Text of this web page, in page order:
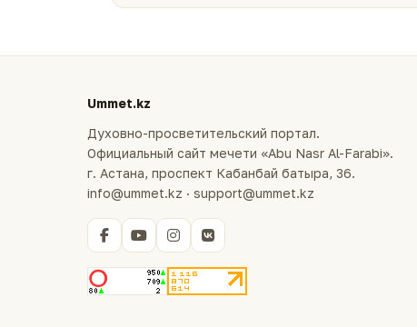
Ummet.kz
Духовно-просветительский портал.
Официальный сайт мечети «Abu Nasr Al-Farabi».
г. Астана, проспект Кабанбай батыра, 36.
info@ummet.kz · support@ummet.kz